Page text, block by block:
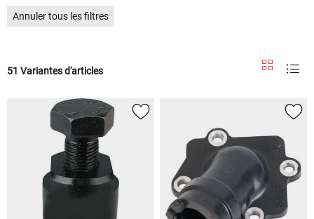
Annuler tous les filtres
51 Variantes d'articles